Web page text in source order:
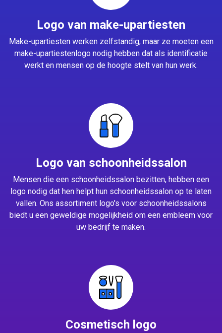
Logo van make-upartiesten
Make-upartiesten werken zelfstandig, maar ze moeten een
make-upartiestenlogo nodig hebben dat als identificatie
werkt en mensen op de hoogte stelt van hun werk.
Logo van schoonheidssalon
Mensen die een schoonheidssalon bezitten, hebben een
logo nodig dat hen helpt hun schoonheidssalon op te laten
vallen. Ons assortiment logo's voor schoonheidssalons
biedt u een geweldige mogelijkheid om een embleem voor
uw bedrijf te maken.
Cosmetisch logo